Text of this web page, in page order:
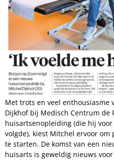
Met trots en veel enthousiasme
Dijkhof bij Medisch Centrum de
huisartsenopleiding (die hij
volgde), kiest Mitchel ervoor
te starten. De komst van een
huisarts is geweldig nieuws